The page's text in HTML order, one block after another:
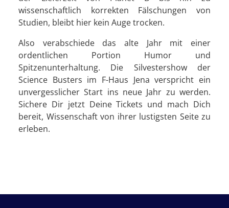
wissenschaftlich korrekten Fälschungen von
Studien, bleibt hier kein Auge trocken.
Also verabschiede das alte Jahr mit einer
ordentlichen Portion Humor und
Spitzenunterhaltung. Die Silvestershow der
Science Busters im F-Haus Jena verspricht ein
unvergesslicher Start ins neue Jahr zu werden.
Sichere Dir jetzt Deine Tickets und mach Dich
bereit, Wissenschaft von ihrer lustigsten Seite zu
erleben.